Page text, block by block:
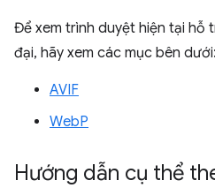
Để xem trình duyệt hiện tại hỗ
đại, hãy xem các mục bên dưới:
AVIF
WebP
Hướng dẫn cụ thể